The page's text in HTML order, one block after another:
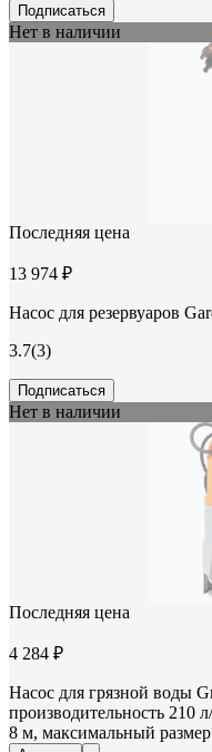
Подписаться
Нет в наличии
Последняя цена
13 974 ₽
Насос для резервуаров
3.7(3)
Подписаться
Нет в наличии
Последняя цена
4 284 ₽
Насос для грязной воды
производительность 210
8 м, максимальный